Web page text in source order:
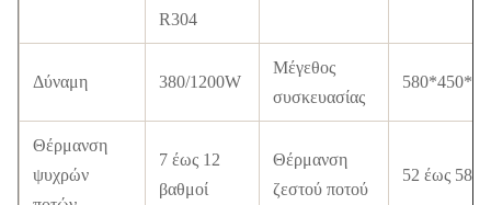
R304
Δύναμη 380/1200W
Μέγεθος
συσκευασίας
Θέρμανση
ψυχρών
7 έως 12
βαθμοί
Θέρμανση
ζεστού ποτού
52 έως 58